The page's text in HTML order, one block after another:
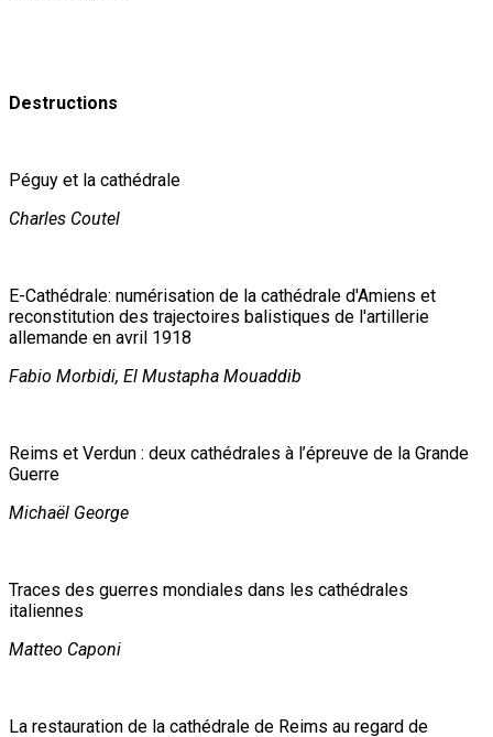
Destructions
Péguy et la cathédrale
Charles Coutel
E-Cathédrale: numérisation de la cathédrale d'Amiens et
reconstitution des trajectoires balistiques de l'artillerie
allemande en avril 1918
Fabio Morbidi, El Mustapha Mouaddib
Reims et Verdun : deux cathédrales à l’épreuve de la Grande
Guerre
Michaël George
Traces des guerres mondiales dans les cathédrales
italiennes
Matteo Caponi
La restauration de la cathédrale de Reims au regard de